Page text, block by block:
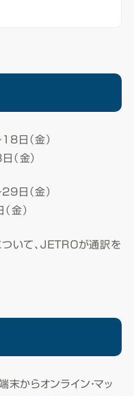
日（金）
（金）
日（金）
金）
て、ＪＥＴＲＯが通訳を
からオンライン・マッ